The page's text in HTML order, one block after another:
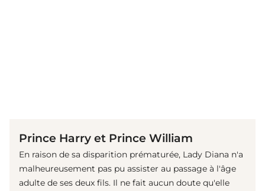
Prince Harry et Prince William
En raison de sa disparition prématurée, Lady Diana n'a
malheureusement pas pu assister au passage à l'âge
adulte de ses deux fils. Il ne fait aucun doute qu'elle